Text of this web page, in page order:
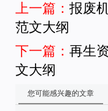
上一篇： 报废
范文大纲
下一篇： 再生
文大纲
您可能感兴趣的文章